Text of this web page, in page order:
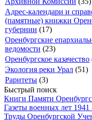
Адрес-календари и
(памятные) книжки
губернии (17)
Оренбургские
ведомости (23)
Оренбургское казачество
Экология реки Урал (51)
Раритеты (3)
Быстрый поиск
Книги Памяти
Газеты военных лет 1941
Труды Оренбургской